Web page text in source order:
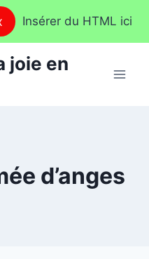
Insérer du HTML ici
joie en
d’anges